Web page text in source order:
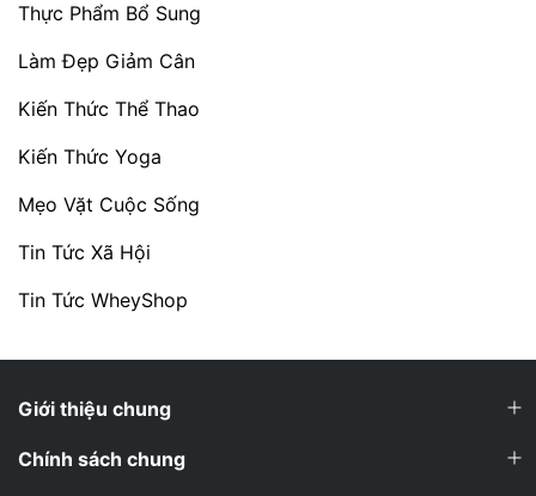
Thực Phẩm Bổ Sung
Làm Đẹp Giảm Cân
Kiến Thức Thể Thao
Kiến Thức Yoga
Mẹo Vặt Cuộc Sống
Tin Tức Xã Hội
Tin Tức WheyShop
Giới thiệu chung
Chính sách chung